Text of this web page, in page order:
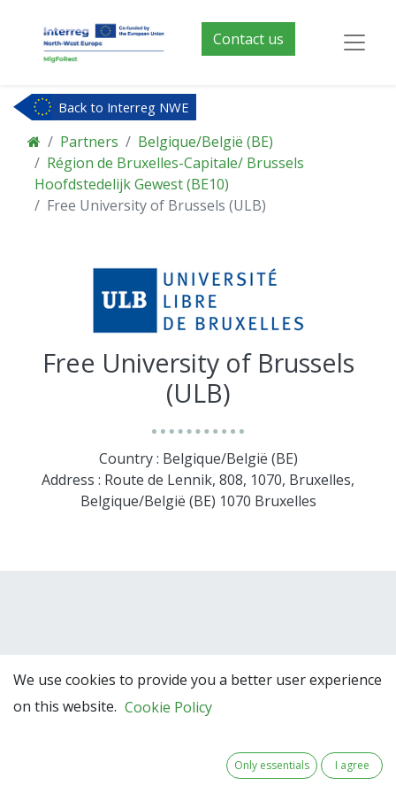
Contact us
Back to Interreg NWE
Partners
Belgique/België (BE)
Région de Bruxelles-Capitale/ Brussels
Hoofdstedelijk Gewest (BE10)
Free University of Brussels (ULB)
Free University of Brussels
(ULB)
Country : Belgique/België (BE)
Address : Route de Lennik, 808, 1070, Bruxelles,
Belgique/België (BE) 1070 Bruxelles
Team Members
We use cookies to provide you a better user experience
on this website. Cookie Policy
Only essentials I agree